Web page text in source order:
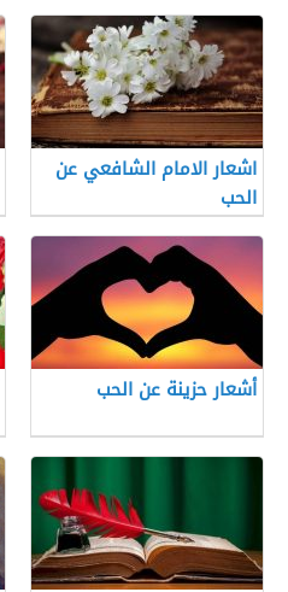
اشعار الامام الشافعي عن
الحب
أشعار حزينة عن الحب